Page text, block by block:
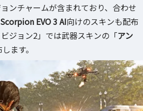
ンチャームが含まれており、合わせ
Scorpion EVO 3 AI向けのスキンも配布
ジョン2」では武器スキンの「アン
ます。